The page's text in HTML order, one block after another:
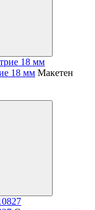
18 мм Макетен